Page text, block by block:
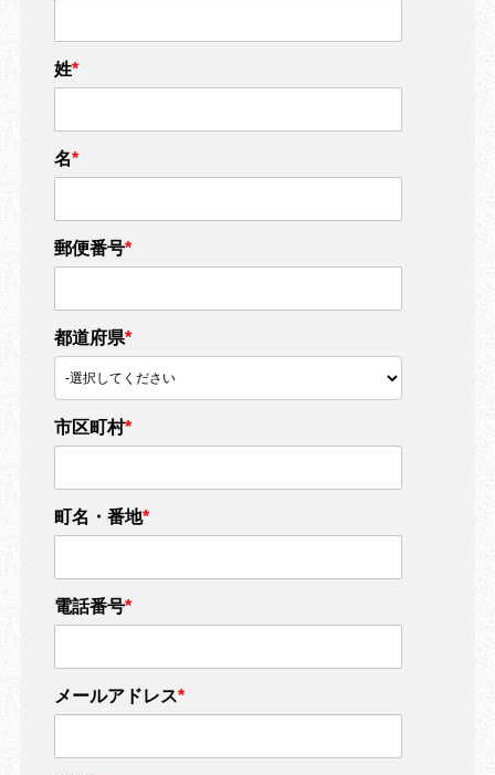
姓*
名*
郵便番号*
都道府県*
市区町村*
町名・番地*
電話番号*
メールアドレス*